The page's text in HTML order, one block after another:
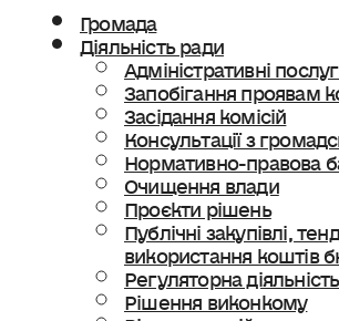
Громада
Діяльність ради
Адміністративні
Запобігання проявам
Засідання комісій
Консультації з
Нормативно-правова
Очищення влади
Проєкти рішень
Публічні закупівлі,
використання коштів
Регуляторна діяльність
Рішення виконкому